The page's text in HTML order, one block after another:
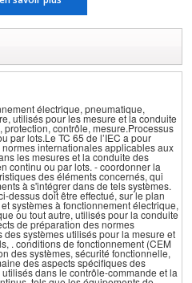
électrique, pneumatique,
utilisés pour les mesure et la conduite
contrôle, mesure.Processus
par lots.Le TC 65 de l’IEC a pour
internationales applicables aux
les mesures et la conduite des
continu ou par lots. - coordonner la
des éléments concernés, qui
à s'intégrer dans de tels systèmes.
dessus doit être effectué, sur le plan
systèmes à fonctionnement électrique,
ou tout autre, utilisés pour la conduite
de préparation des normes
systèmes utilisés pour la mesure et
. conditions de fonctionnement (CEM
des systèmes, sécurité fonctionnelle,
des aspects spécifiques des
dans le contrôle-commande et la